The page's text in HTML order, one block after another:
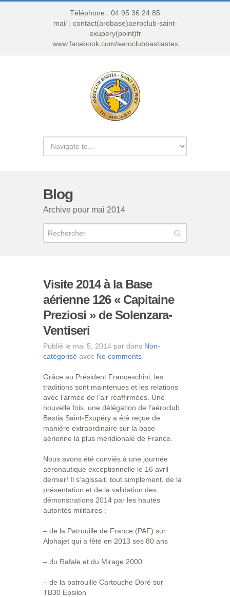
Téléphone : 04 95 36 24 85
mail : contact(arobase)aeroclub-saint-
exupery(point)fr
www.facebook.com/aeroclubbastiastex
Blog
Archive pour mai 2014
Visite 2014 à la Base
aérienne 126 « Capitaine
Preziosi » de Solenzara-
Ventiseri
Publié le mai 5, 2014 par dans Non-
catégorisé avec No comments
Grâce au Président Franceschini, les
traditions sont maintenues et les relations
avec l’armée de l’air réaffirmées. Une
nouvelle fois, une délégation de l’aéroclub
Bastia Saint-Exupéry a été reçue de
manière extraordinaire sur la base
aérienne la plus méridionale de France.
Nous avons été conviés à une journée
aéronautique exceptionnelle le 16 avril
dernier! Il s’agissait, tout simplement, de la
présentation et de la validation des
démonstrations 2014 par les hautes
autorités militaires :
– de la Patrouille de France (PAF) sur
Alphajet qui a fêté en 2013 ses 80 ans
– du Rafale et du Mirage 2000
– de la patrouille Cartouche Doré sur
TB30 Epsilon